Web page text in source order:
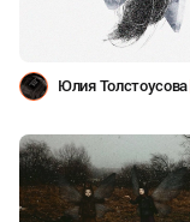
Юлия Толстоусова